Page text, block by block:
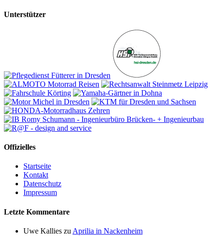
Unterstützer
Offizielles
Startseite
Kontakt
Datenschutz
Impressum
Letzte Kommentare
Uwe Kallies zu Aprilia in Nackenheim